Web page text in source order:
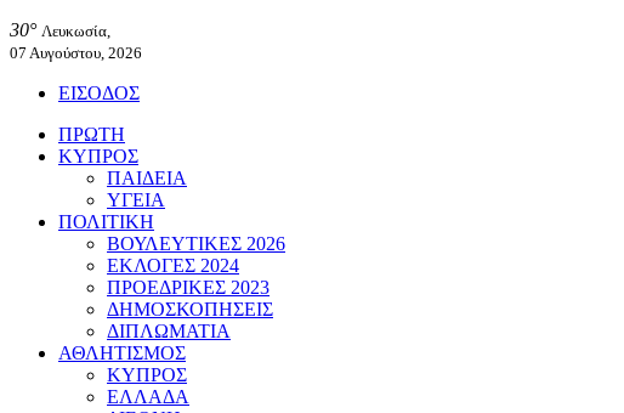
30° Λευκωσία,
07 Αυγούστου, 2026
ΕΙΣΟΔΟΣ
ΠΡΩΤΗ
ΚΥΠΡΟΣ
ΠΑΙΔΕΙΑ
ΥΓΕΙΑ
ΠΟΛΙΤΙΚΗ
ΒΟΥΛΕΥΤΙΚΕΣ 2026
ΕΚΛΟΓΕΣ 2024
ΠΡΟΕΔΡΙΚΕΣ 2023
ΔΗΜΟΣΚΟΠΗΣΕΙΣ
ΔΙΠΛΩΜΑΤΙΑ
ΑΘΛΗΤΙΣΜΟΣ
ΚΥΠΡΟΣ
ΕΛΛΑΔΑ